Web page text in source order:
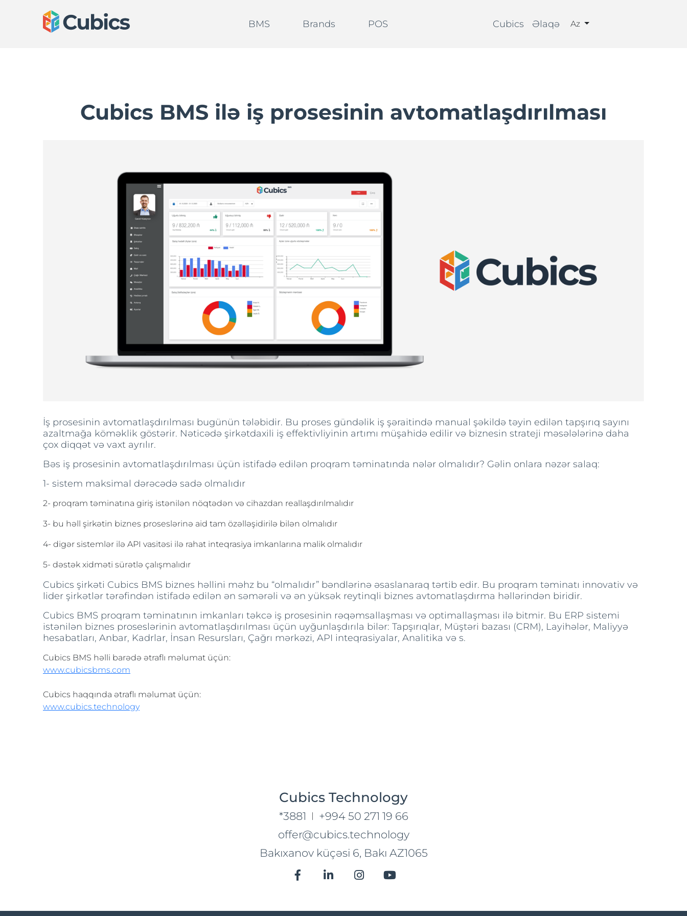
BMS Brands POS Cubics Əlaqə Az
Cubics BMS ilə iş prosesinin avtomatlaşdırılması
İş prosesinin avtomatlaşdırılması bugünün tələbidir. Bu proses gündəlik iş şəraitində manual şəkildə təyin edilən tapşırıq sayını
azaltmağa köməklik göstərir. Nəticədə şirkətdaxili iş effektivliyinin artımı müşahidə edilir və biznesin strateji məsələlərinə daha
çox diqqət və vaxt ayrılır.
Bəs iş prosesinin avtomatlaşdırılması üçün istifadə edilən proqram təminatında nələr olmalıdır? Gəlin onlara nəzər salaq:
1- sistem maksimal dərəcədə sadə olmalıdır
2- proqram təminatına giriş istənilən nöqtədən və cihazdan reallaşdırılmalıdır
3- bu həll şirkətin biznes proseslərinə aid tam özəlləşidirilə bilən olmalıdır
4- digər sistemlər ilə API vasitəsi ilə rahat inteqrasiya imkanlarına malik olmalıdır
5- dəstək xidməti sürətlə çalışmalıdır
Cubics şirkəti Cubics BMS biznes həllini məhz bu “olmalıdır” bəndlərinə əsaslanaraq tərtib edir. Bu proqram təminatı innovativ və
lider şirkətlər tərəfindən istifadə edilən ən səmərəli və ən yüksək reytinqli biznes avtomatlaşdırma həllərindən biridir.
Cubics BMS proqram təminatının imkanları təkcə iş prosesinin rəqəmsallaşması və optimallaşması ilə bitmir. Bu ERP sistemi
istənilən biznes proseslərinin avtomatlaşdırılması üçün uyğunlaşdırıla bilər: Tapşırıqlar, Müştəri bazası (CRM), Layihələr, Maliyyə
hesabatları, Anbar, Kadrlar, İnsan Resursları, Çağrı mərkəzi, API inteqrasiyalar, Analitika və s.
Cubics BMS həlli barədə ətraflı məlumat üçün:
www.cubicsbms.com
Cubics haqqında ətraflı məlumat üçün:
www.cubics.technology
Cubics Technology
*3881
+994 50 271 19 66
offer@cubics.technology
Bakıxanov küçəsi 6, Bakı AZ1065